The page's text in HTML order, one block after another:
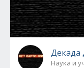
Наука и